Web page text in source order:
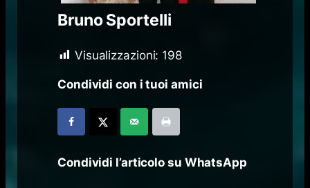
Bruno Sportelli
Visualizzazioni: 198
Condividi con i tuoi amici
Condividi l’articolo su WhatsApp